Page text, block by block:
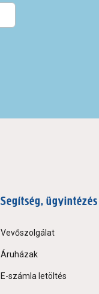
Segítség, ügyintézés
Vevőszolgálat
Áruházak
E-számla letöltés